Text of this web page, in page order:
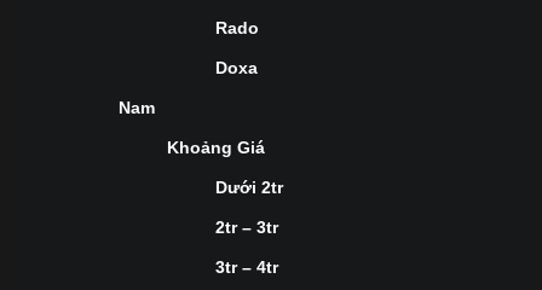
Rado
Doxa
Nam
Khoảng Giá
Dưới 2tr
2tr – 3tr
3tr – 4tr